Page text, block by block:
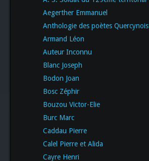
Aegerther Emmanuel
Anthologie des poètes Quercynois
Armand Léon
Auteur Inconnu
Blanc Joseph
Bodon Joan
Bosc Zéphir
Bouzou Victor-Elie
Burc Marc
Caddau Pierre
Calel Pierre et Alida
Cayre Henri